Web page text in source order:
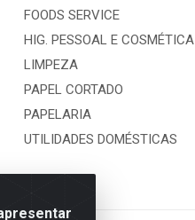
FOODS SERVICE
HIG. PESSOAL E COSMÉTICA
LIMPEZA
PAPEL CORTADO
PAPELARIA
UTILIDADES DOMÉSTICAS